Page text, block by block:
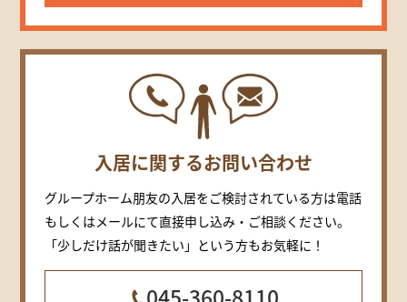
入居に関するお問い合わせ
グループホーム朋友の入居をご検討されている方は電話
もしくはメールにて直接申し込み・ご相談ください。
「少しだけ話が聞きたい」という方もお気軽に！